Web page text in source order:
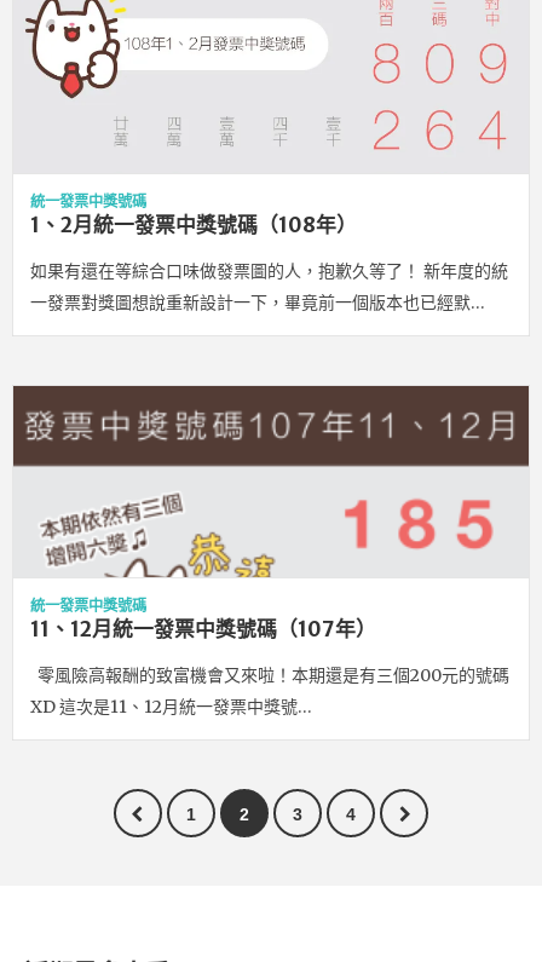
統一發票中獎號碼
1、2月統一發票中獎號碼（108年）
如果有還在等綜合口味做發票圖的人，抱歉久等了！ 新年度的統
一發票對獎圖想說重新設計一下，畢竟前一個版本也已經默…
統一發票中獎號碼
11、12月統一發票中獎號碼（107年）
零風險高報酬的致富機會又來啦！本期還是有三個200元的號碼
XD 這次是11、12月統一發票中獎號…
1 2 3 4